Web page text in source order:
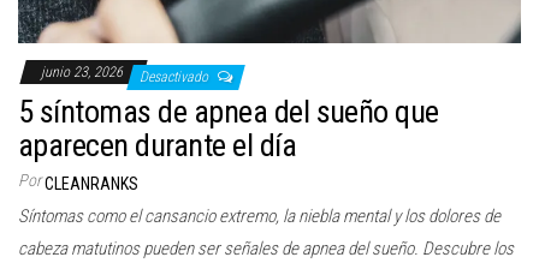
junio 23, 2026 Desactivado
5 síntomas de apnea del sueño que
aparecen durante el día
PorCLEANRANKS
Síntomas como el cansancio extremo, la niebla mental y los dolores de
cabeza matutinos pueden ser señales de apnea del sueño. Descubre los